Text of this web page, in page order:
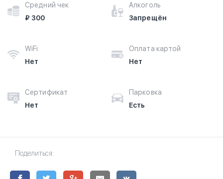
Средний чек
₽ 300
Алкоголь
Запрещён
WiFi
Нет
Оплата картой
Нет
Сертификат
Нет
Парковка
Есть
Поделиться: